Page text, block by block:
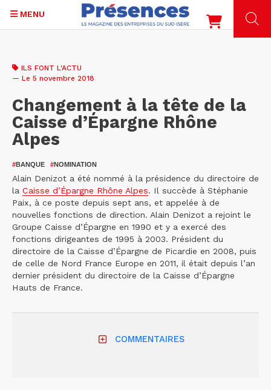
contenu
MENU
ILS FONT L'ACTU
— Le 5 novembre 2018
Changement à la tête de la
Caisse d’Épargne Rhône
Alpes
#BANQUE #NOMINATION
Alain Denizot a été nommé à la présidence du directoire de
la Caisse d’Épargne Rhône Alpes. Il succède à Stéphanie
Paix, à ce poste depuis sept ans, et appelée à de
nouvelles fonctions de direction. Alain Denizot a rejoint le
Groupe Caisse d’Épargne en 1990 et y a exercé des
fonctions dirigeantes de 1995 à 2003. Président du
directoire de la Caisse d’Épargne de Picardie en 2008, puis
de celle de Nord France Europe en 2011, il était depuis l’an
dernier président du directoire de la Caisse d’Épargne
Hauts de France.
COMMENTAIRES